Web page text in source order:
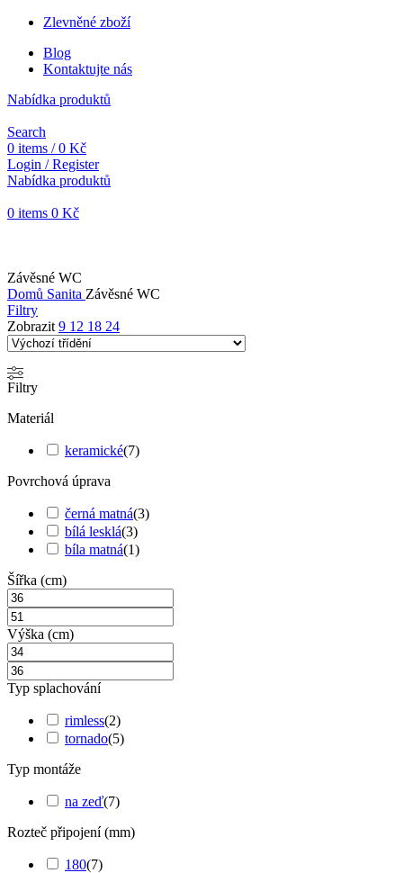
Zlevněné zboží
Blog
Kontaktujte nás
Nabídka produktů
Search
0 items / 0 Kč
Login / Register
Nabídka produktů
0 items 0 Kč
Závěsné WC
Domů Sanita Závěsné WC
Filtry
Zobrazit 9 12 18 24
Filtry
Materiál
keramické(7)
Povrchová úprava
černá matná(3)
bílá lesklá(3)
bíla matná(1)
Šířka (cm)
Výška (cm)
Typ splachování
rimless(2)
tornado(5)
Typ montáže
na zeď(7)
Rozteč připojení (mm)
180(7)